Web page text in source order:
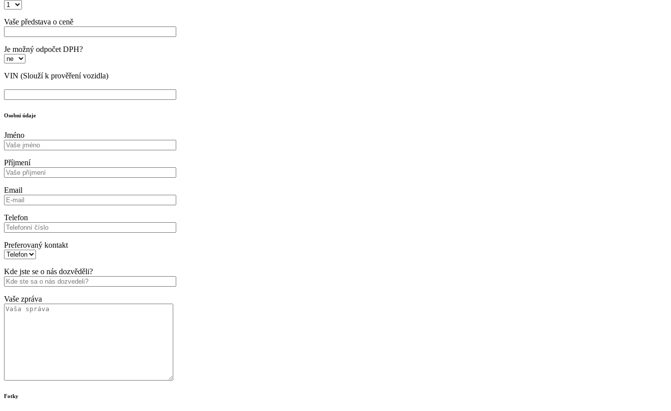
Vaše představa o ceně
Je možný odpočet DPH?
VIN (Slouží k prověření vozidla)
Osobni údaje
Jméno
Příjmení
Email
Telefon
Preferovaný kontakt
Kde jste se o nás dozvěděli?
Vaše zpráva
Fotky